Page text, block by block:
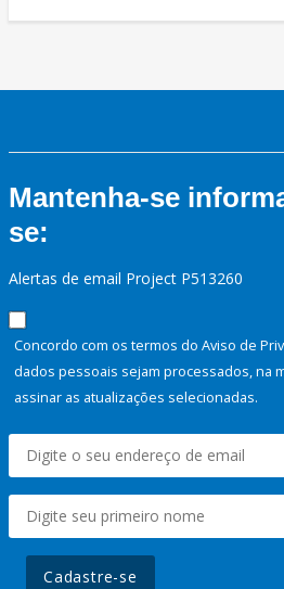
Mantenha-se
se:
Alertas de email Project P513260
Concordo com os termos do Aviso de
dados pessoais sejam processados, na
assinar as atualizações selecionadas.
Cadastre-se